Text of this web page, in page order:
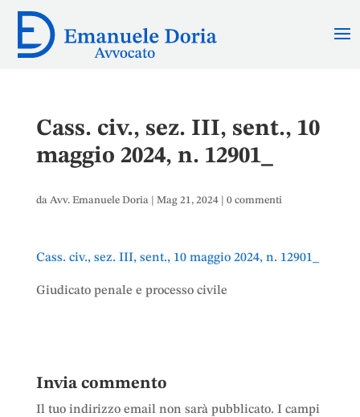
Cass. civ., sez. III, sent., 10
maggio 2024, n. 12901_
da Avv. Emanuele Doria| Mag 21, 2024| 0 commenti
Cass. civ., sez. III, sent., 10 maggio 2024, n. 12901_
Giudicato penale e processo civile
Invia commento
Il tuo indirizzo email non sarà pubblicato. I campi